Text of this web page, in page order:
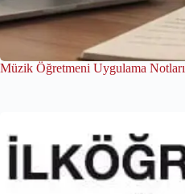
Müzik Öğretmeni Uygulama Notları